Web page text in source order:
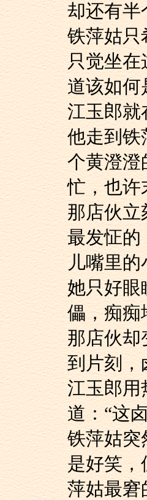
却还有半
铁萍
只觉坐在
道该如何
江玉
他走
个黄澄澄
忙，也许
那店
最发
儿嘴里的
她只
儡，痴痴
那店
到片刻，
江玉
道：“这
铁萍
是好笑，
萍姑最窘